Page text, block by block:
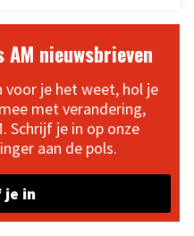
nieuwsbrieven
voor je het weet, hol je
met verandering,
Schrijf je in op onze
aan de pols.
je in